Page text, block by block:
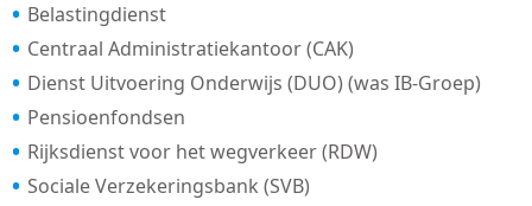
Belastingdienst
Centraal Administratiekantoor (CAK)
Dienst Uitvoering Onderwijs (DUO) (was IB-Groep)
Pensioenfondsen
Rijksdienst voor het wegverkeer (RDW)
Sociale Verzekeringsbank (SVB)